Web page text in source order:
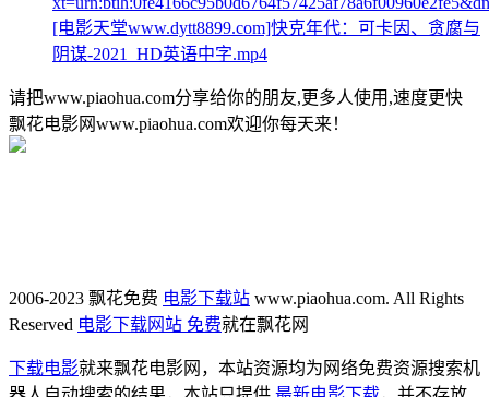
[电影天堂www.dytt8899.com]快克年代：可卡因、贪腐与
阴谋-2021_HD英语中字.mp4
请把www.piaohua.com分享给你的朋友,更多人使用,速度更快
飘花电影网www.piaohua.com欢迎你每天来！
2006-2023 飘花免费 电影下载站 www.piaohua.com. All Rights
Reserved 电影下载网站 免费就在飘花网
下载电影就来飘花电影网，本站资源均为网络免费资源搜索机